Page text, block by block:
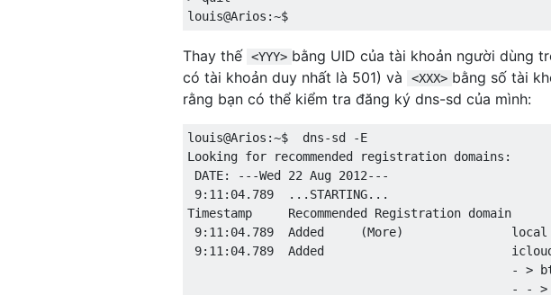
louis@Arios :~$
Thay thế <YYY> bằng UID của tài khoản người dùng
có tài khoản duy nhất là 501) và
<XXX> bằng số tài
rằng bạn có thể kiểm tra đăng ký dns-sd của mình:
louis@Arios :~$  dns-sd -E
Looking for recommended registration domains :
DATE: ---Wed 22 Aug 2012---
9: 11 : 04.789 ... STARTING...
Timestamp
Recommended Registration domain
9: 11 : 04.789 Added (More)
local
9: 11 : 04.789 Added
-
>
-
- >